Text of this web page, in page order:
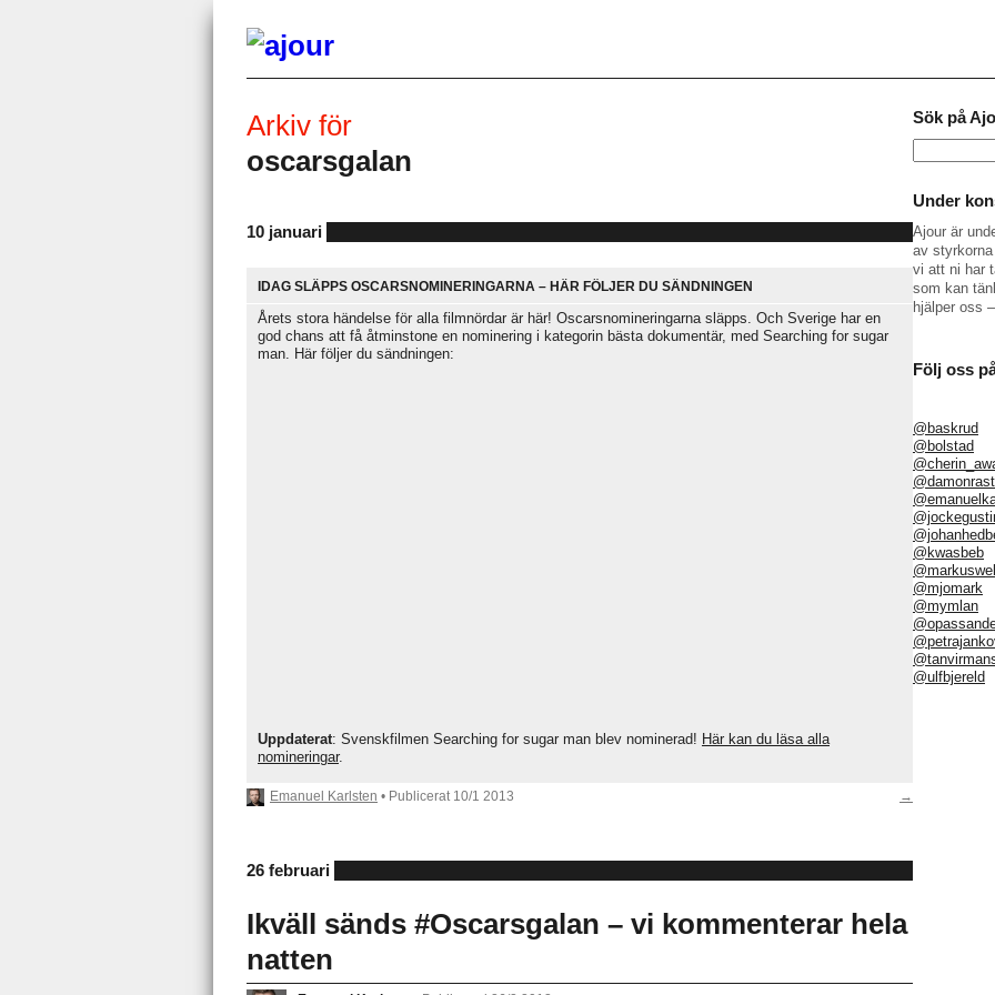
Arkiv för
oscarsgalan
10 januari
IDAG SLÄPPS OSCARSNOMINERINGARNA – HÄR FÖLJER DU SÄNDNINGEN
Årets stora händelse för alla filmnördar är här! Oscarsnomineringarna släpps. Och Sverige har en
god chans att få åtminstone en nominering i kategorin bästa dokumentär, med Searching for sugar
man. Här följer du sändningen:
Uppdaterat: Svenskfilmen Searching for sugar man blev nominerad! Här kan du läsa alla
nomineringar.
→
Emanuel Karlsten • Publicerat 10/1 2013
26 februari
Ikväll sänds #Oscarsgalan – vi kommenterar hela
natten
Sök på
efter:
Under
Ajour är
av
vi att ni har
som kan
hjälper oss –
Följ oss
@baskrud
@bolstad
@kwasbeb
@mjomark
@mymlan
@ulfbjereld